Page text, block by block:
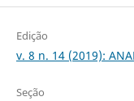
Edição
v. 8 n. 14 (2019):
Seção